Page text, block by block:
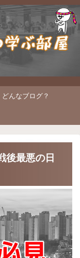
どんなブログ？
後最悪の日